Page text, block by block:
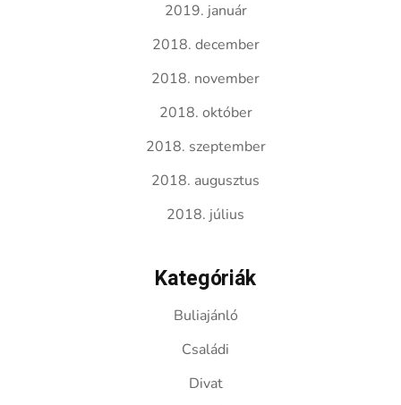
2019. január
2018. december
2018. november
2018. október
2018. szeptember
2018. augusztus
2018. július
Kategóriák
Buliajánló
Családi
Divat